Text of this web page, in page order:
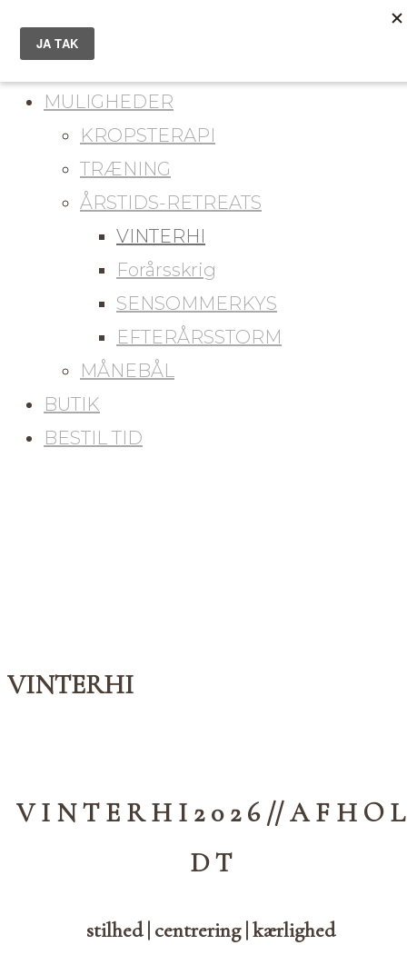
du er her
MULIGHEDER
KROPSTERAPI
TRÆNING
ÅRSTIDS-RETREATS
VINTERHI
Forårsskrig
SENSOMMERKYS
EFTERÅRSSTORM
MÅNEBÅL
BUTIK
BESTIL TID
VINTERHI
V I N T E R H I 2 0 2 6 // A F H O L
D T
stilhed | centrering | kærlighed